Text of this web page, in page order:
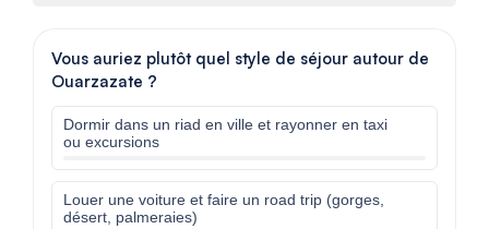
Vous auriez plutôt quel style de séjour autour de
Ouarzazate ?
Dormir dans un riad en ville et rayonner en taxi
ou excursions
Louer une voiture et faire un road trip (gorges,
désert, palmeraies)